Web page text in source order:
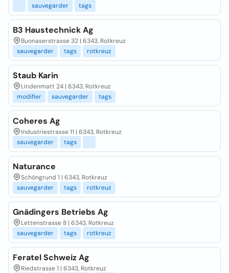
sauvegarder
tags
B3 Haustechnick Ag
Buonaserstrasse 32 | 6343, Rotkreuz
sauvegarder
tags rotkreuz
Staub Karin
Lindenmatt 24 | 6343, Rotkreuz
modifier
sauvegarder tags
Coheres Ag
Industriestrasse 11 | 6343, Rotkreuz
sauvegarder
tags
Naturance
Schöngrund 1 | 6343, Rotkreuz
sauvegarder
tags rotkreuz
Gnädingers Betriebs Ag
Lettenstrasse 8 | 6343, Rotkreuz
sauvegarder
tags rotkreuz
Feratel Schweiz Ag
Riedstrasse 1 | 6343, Rotkreuz